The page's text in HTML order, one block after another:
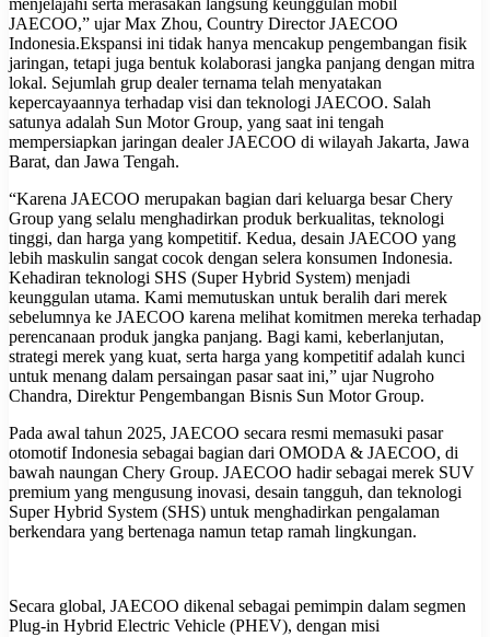
JAECOO,” ujar Max Zhou, Country Director JAECOO
Indonesia.Ekspansi ini tidak hanya mencakup pengembangan fisik
jaringan, tetapi juga bentuk kolaborasi jangka panjang dengan mitra
lokal. Sejumlah grup dealer ternama telah menyatakan
kepercayaannya terhadap visi dan teknologi JAECOO. Salah
satunya adalah Sun Motor Group, yang saat ini tengah
mempersiapkan jaringan dealer JAECOO di wilayah Jakarta, Jawa
Barat, dan Jawa Tengah.
“Karena JAECOO merupakan bagian dari keluarga besar Chery
Group yang selalu menghadirkan produk berkualitas, teknologi
tinggi, dan harga yang kompetitif. Kedua, desain JAECOO yang
lebih maskulin sangat cocok dengan selera konsumen Indonesia.
Kehadiran teknologi SHS (Super Hybrid System) menjadi
keunggulan utama. Kami memutuskan untuk beralih dari merek
sebelumnya ke JAECOO karena melihat komitmen mereka terhadap
perencanaan produk jangka panjang. Bagi kami, keberlanjutan,
strategi merek yang kuat, serta harga yang kompetitif adalah kunci
untuk menang dalam persaingan pasar saat ini,” ujar Nugroho
Chandra, Direktur Pengembangan Bisnis Sun Motor Group.
Pada awal tahun 2025, JAECOO secara resmi memasuki pasar
otomotif Indonesia sebagai bagian dari OMODA & JAECOO, di
bawah naungan Chery Group. JAECOO hadir sebagai merek SUV
premium yang mengusung inovasi, desain tangguh, dan teknologi
Super Hybrid System (SHS) untuk menghadirkan pengalaman
berkendara yang bertenaga namun tetap ramah lingkungan.
Secara global, JAECOO dikenal sebagai pemimpin dalam segmen
Plug-in Hybrid Electric Vehicle (PHEV), dengan misi